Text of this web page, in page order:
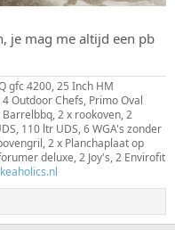
je mag me altijd een pb
gfc 4200, 25 Inch HM
Outdoor Chefs, Primo Oval
2 x rookoven, 2
110 ltr UDS, 6 WGA's zonder
2 x Planchaplaat op
deluxe, 2 Joy's, 2 Envirofit